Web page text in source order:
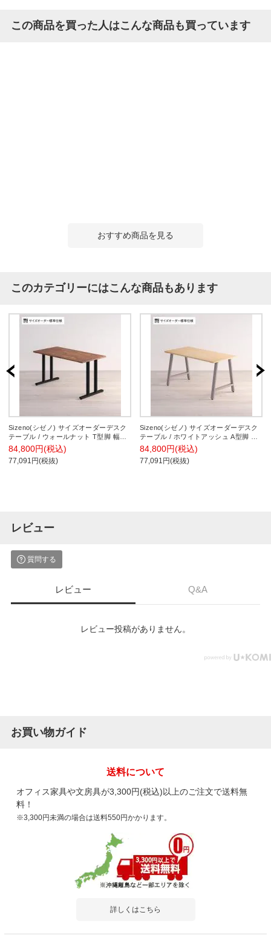
この商品を買った人はこんな商品も買っています
おすすめ商品を見る
このカテゴリーにはこんな商品もあります
Sizeno(シゼノ) サイズオーダーデスク
テーブル / ウォールナット T型脚 幅
1000～1400×奥行700～800×高さ
720mm 天然木 集成材
84,800円(税込)
77,091円(税抜)
Sizeno(シゼノ) サイズオーダーデスク
テーブル / ホワイトアッシュ A型脚 幅
1000～1400×奥行700～800×高さ
720mm 天然木 無垢材
84,800円(税込)
77,091円(税抜)
レビュー
質問する
レビュー Q&A
レビュー投稿がありません。
お買い物ガイド
送料について
オフィス家具や文房具が3,300円(税込)以上のご注文で送料無
料！
※3,300円未満の場合は送料550円かかります。
詳しくはこちら